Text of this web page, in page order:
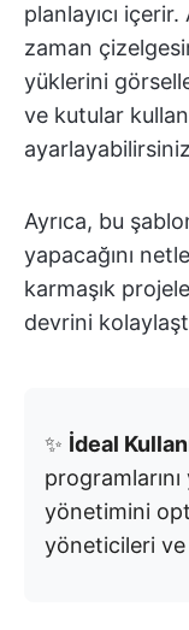
planlayıcı
zaman
yüklerini
ve kutular
Ayrıca, bu
yapacağını
karmaşık
devrini
✨ İdeal
yönetimini
yöneticileri ve